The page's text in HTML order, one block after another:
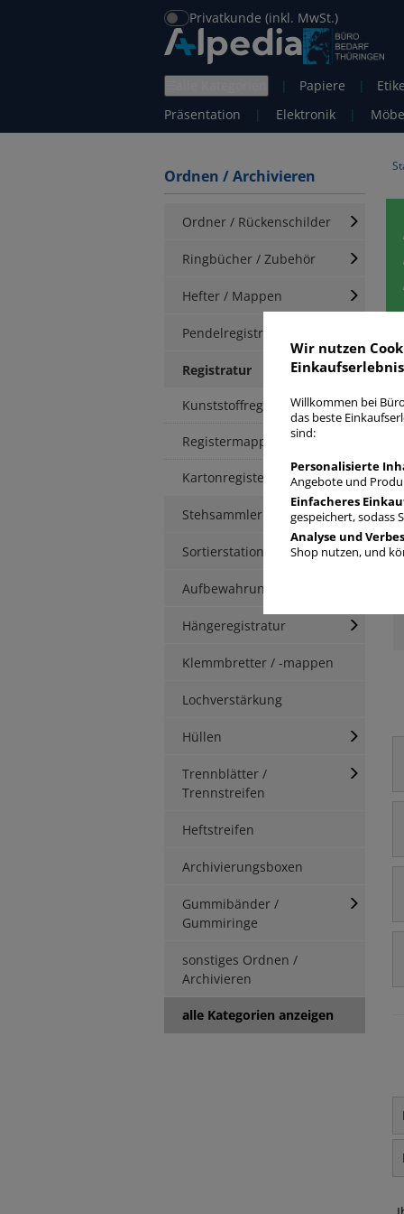
Privatkunde (inkl. MwSt.)
| Papiere |
Präsentation
| Elektronik |
Ordnen / Archivieren
Ordner / Rückenschilder
Ringbücher / Zubehör
Hefter / Mappen
Pendelregistratur
Registratur
Kunststoffregister
Registermappen
Kartonregister
Stehsammler
Sortierstationen / Ablagen
Aufbewahrungsbox
Hängeregistratur
Klemmbretter / -mappen
Lochverstärkung
Hüllen
Trennblätter /
Trennstreifen
Heftstreifen
Archivierungsboxen
Gummibänder /
Gummiringe
sonstiges Ordnen /
Archivieren
alle Kategorien anzeigen
Wir nutzen
Willkommen bei
das beste
sind:
Personalisierte
Angebote und
Einfacheres
gespeichert, sodass
Analyse und
Shop nutzen, und